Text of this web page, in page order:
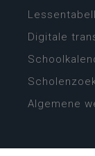
Digitale
Algemene